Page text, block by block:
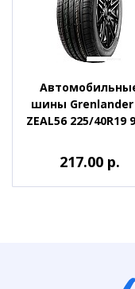
шины Grenlander
ZEAL56 225/40R19
217.00 р.